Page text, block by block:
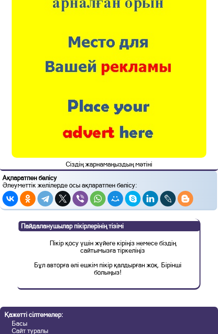
Сіздің жарнамаңыздың мәтіні
Ақпаратпен бөлісу
Әлеуметтік желілерде осы ақпаратпен бөлісу:
Пайдаланушылар пікірлерінің тізімі
Пікір қосу үшін жүйеге кіріңіз немесе біздің
сайтымызға тіркеліңіз
Бұл авторға әлі ешкім пікір қалдырған жоқ. Бірінші
болыңыз!
Қажетті сілтемелер:
Басы
Сайт туралы